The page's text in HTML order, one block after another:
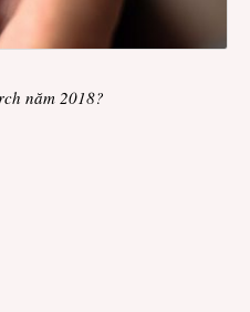
năm 2018?